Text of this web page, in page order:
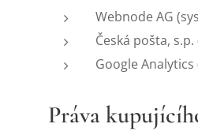
Webnode AG
Česká pošta,
Google
Práva